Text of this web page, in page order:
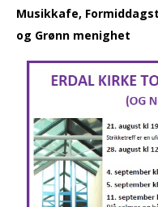
UNGDOM
MENIGHETSBLADET
Musikkafe,
og Grønn menighet